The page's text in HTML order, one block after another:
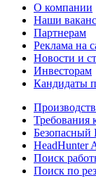
О компании
Наши
Партнерам
Реклама на
Новости и
Инвесторам
Кандидаты
Требования
Безопасный
HeadHunter
Поиск
Поиск по